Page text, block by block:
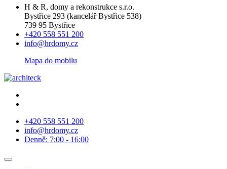
H & R, domy a rekonstrukce s.r.o.
Bystřice 293 (kancelář Bystřice 538)
739 95 Bystřice
+420 558 551 200
info@hrdomy.cz
Mapa do mobilu
+420 558 551 200
info@hrdomy.cz
Denně: 7:00 - 16:00